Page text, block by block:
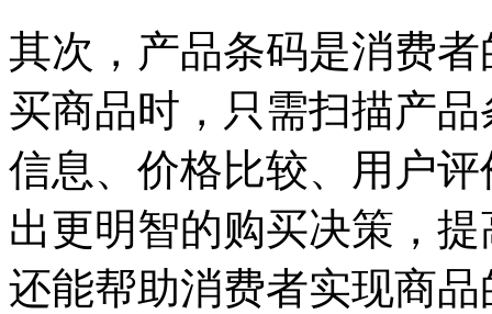
其次，产品条码是消费
买商品时，只需扫描产
信息、价格比较、用户
出更明智的购买决策，
还能帮助消费者实现商